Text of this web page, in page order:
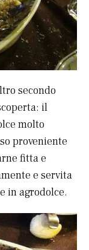
secondo
il
molto
proveniente
fitta e
e servita
in agrodolce.